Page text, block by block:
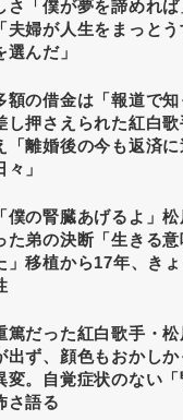
さ「僕が夢を諦めれ
「夫婦が人生をまっと
選んだ」
額の借金は「報道で
し押さえられた紅白
「離婚後の今も返済
々」
「僕の腎臓あげるよ」
た弟の決断「生きる
」移植から17年、き
篤だった紅白歌手・
出ず、顔色もおかし
変。自覚症状のない
さ語る